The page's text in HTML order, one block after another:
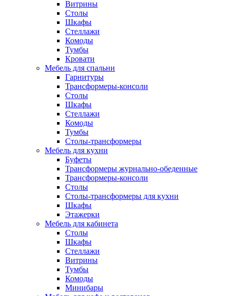
Витрины
Столы
Шкафы
Стеллажи
Комоды
Тумбы
Кровати
Мебель для спальни
Гарнитуры
Трансформеры-консоли
Столы
Шкафы
Стеллажи
Комоды
Тумбы
Столы-трансформеры
Мебель для кухни
Буфеты
Трансформеры журнально-обеденные
Трансформеры-консоли
Столы
Столы-трансформеры для кухни
Шкафы
Этажерки
Мебель для кабинета
Столы
Шкафы
Стеллажи
Витрины
Тумбы
Комоды
Минибары